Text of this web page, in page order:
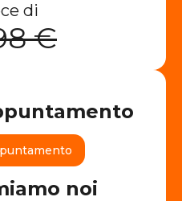
di
€
noi